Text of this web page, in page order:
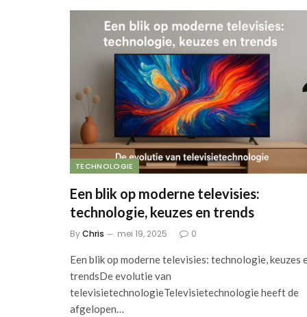
TECHNOLOGIE
Een blik op moderne televisies:
technologie, keuzes en trends
ByChris mei 19, 2025 0
Een blik op moderne televisies: technologie, keuzes
trendsDe evolutie van
televisietechnologieTelevisietechnologie heeft de
afgelopen…